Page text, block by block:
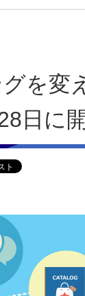
を変
日に